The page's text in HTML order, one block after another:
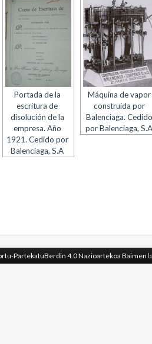
Portada de la
escritura de
disolución de la
empresa. Año
1921. Cedido por
Balenciaga, S.A
Máquina de vapor
construida por
Balenciaga. Cedido
por Balenciaga, S.A
PartekatuBerdin 4.0 Nazioartekoa Baimen